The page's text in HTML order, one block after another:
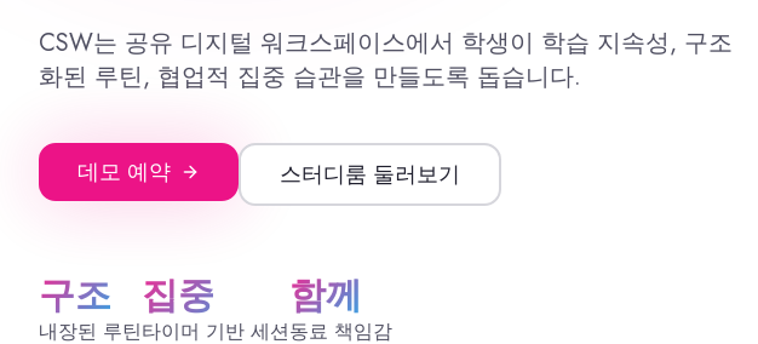
CSW는 공유 디지털 워크스페이스에서 학생이 학습 지속성, 구조
화된 루틴, 협업적 집중 습관을 만들도록 돕습니다.
데모 예약 스터디룸 둘러보기
구조
내장된 루틴
집중
타이머 기반 세션
함께
동료 책임감